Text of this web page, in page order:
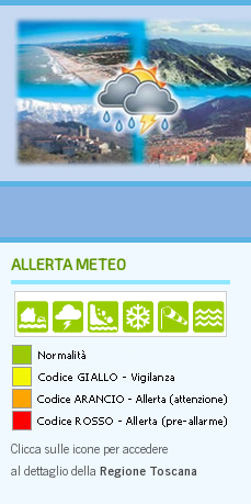
ALLERTA METEO
Clicca sulle icone per accedere
al dettaglio della Regione Toscana